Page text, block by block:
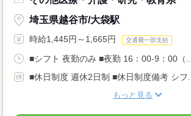
埼玉県越谷市/大袋駅
時給1,445円～1,665円 交通費一部支給
■シフト 夜勤のみ ■夜勤 16：00-9：00（...
■休日制度 週休2日制 ■休日制度備考 シフ...
もっと見る